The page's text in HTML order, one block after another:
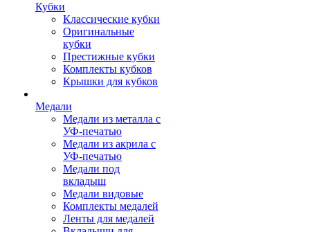
Кубки
Классические кубки
Оригинальные
кубки
Престижные кубки
Комплекты кубков
Крышки для кубков
Медали
Медали из металла с
УФ-печатью
Медали из акрила с
УФ-печатью
Медали под
вкладыш
Медали видовые
Комплекты медалей
Ленты для медалей